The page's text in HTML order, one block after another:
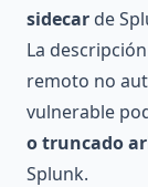
sidecar de
La
remoto no
vulnerable
o truncado
Splunk.